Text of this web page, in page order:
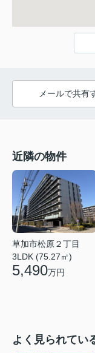
メールで共有
近隣の物件
草加市松原２丁目
3LDK (75.27㎡)
5,490万円
よく見られてい